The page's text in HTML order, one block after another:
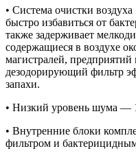
• Система очистки
быстро избавиться от
также задерживает
содержащиеся в воздухе
магистралей,
дезодорирующий фильтр
запахи.
• Низкий уровень шума —
• Внутренние блоки
фильтром и